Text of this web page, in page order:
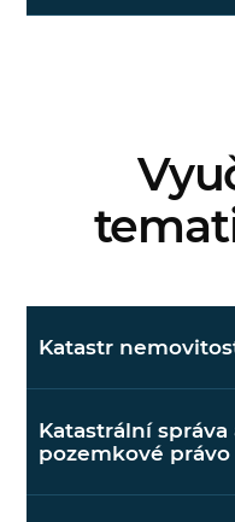
Katastr
Katastrální správa
pozemkové právo